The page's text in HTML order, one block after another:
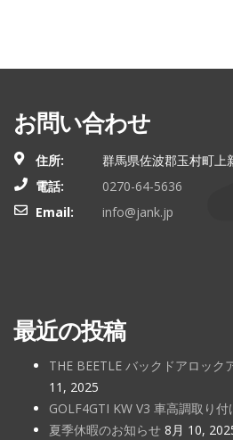
お問い合わせ
住所:
群馬県佐波郡玉村町上
電話:
0270-64-5636
Email:
info@jank.jp
最近の投稿
THE BEETLE バックドアロック
11, 2025
GOLF4GTI KW V3 車高調取り付
夏季休暇のお知らせ 8月 10,